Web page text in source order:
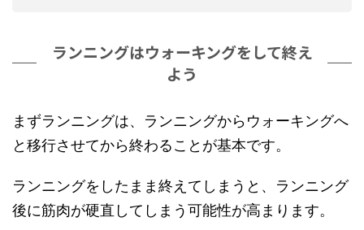
ランニングはウォーキングをして終え
よう
まずランニングは、ランニングからウォーキングへ
と移行させてから終わることが基本です。
ランニングをしたまま終えてしまうと、ランニング
後に筋肉が硬直してしまう可能性が高まります。